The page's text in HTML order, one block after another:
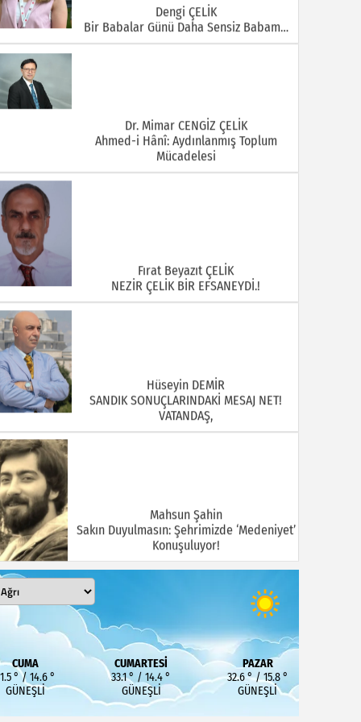
Dengi ÇELİK
Bir Babalar Günü Daha Sensiz Babam…
Dr. Mimar CENGİZ ÇELİK
Ahmed-i Hânî: Aydınlanmış Toplum
Mücadelesi
Fırat Beyazıt ÇELİK
NEZİR ÇELİK BİR EFSANEYDİ.!
Hüseyin DEMİR
SANDIK SONUÇLARINDAKİ MESAJ NET!
VATANDAŞ,
Mahsun Şahin
Sakın Duyulmasın: Şehrimizde ‘Medeniyet’
Konuşuluyor!
MEHMET KOÇ
DOĞUBAYAZIT ASLINDA BİR İNANÇ
MERKEZİDİR
CUMA
° / 14.6 °
GÜNEŞLI
CUMARTESI
33.1 ° / 14.4 °
GÜNEŞLI
PAZAR
32.6 ° / 15.8 °
GÜNEŞLI